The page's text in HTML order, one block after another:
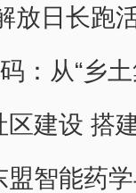
放日长跑
：从“乡
建设 搭
智能药